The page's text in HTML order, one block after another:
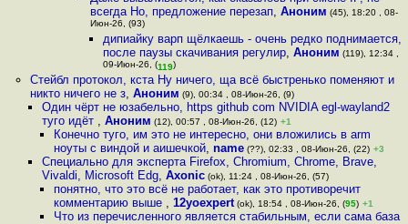
всегда Но, предложение перезап,Аноним (45), 18:20 , 08-
Июн-26, (93)
дипиайку варп щёлкаешь - очень редко поднимается,
после паузы скачивания регулир, Аноним (119), 12:34 ,
09-Июн-26, (119)
Стейбл протокол, кста Ну ничего, ща всё быстренько поменяют и
никто ничего не з, Аноним (9), 00:34 , 08-Июн-26, (9)
Один чёрт не юзабельно, https github com NVIDIA egl-wayland2
туго идёт , Аноним (12), 00:57 , 08-Июн-26, (12) +1
Конечно туго, им это не интересно, они вложились в arm
ноуты с виндой и аишечкой,name (??), 02:33 , 08-Июн-26, (22) +3
Специально для эксперта Firefox, Chromium, Chrome, Brave,
Vivaldi, Microsoft Edg, Axonic(ok), 11:24 , 08-Июн-26, (57)
понятно, что это всё не работает, как это противоречит
комментарию выше ,12yoexpert (ok), 18:54 , 08-Июн-26, (95) +1
Что из перечисленного является стабильным, если сама база